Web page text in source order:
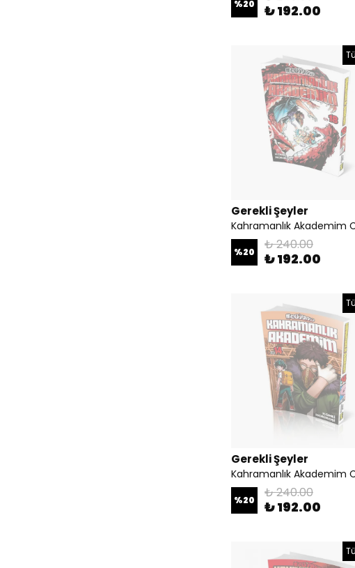
%20 ₺ 192.00
Gerekli Şeyler
Kahramanlık Akademim
%20 ₺ 240.00
₺ 192.00
Gerekli Şeyler
Kahramanlık Akademim
%20 ₺ 240.00
₺ 192.00